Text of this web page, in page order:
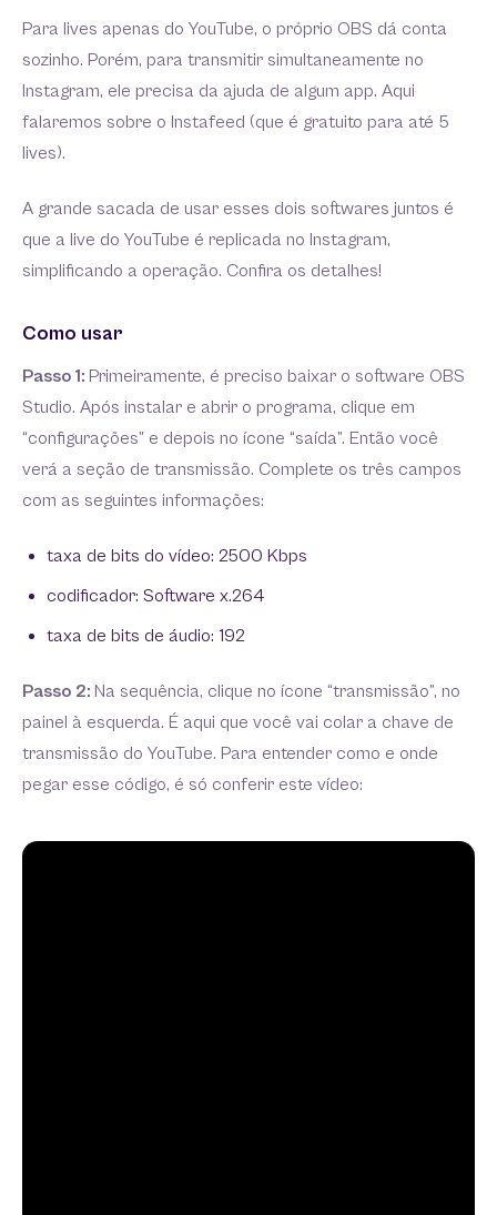
Para lives apenas do YouTube, o próprio OBS dá conta
sozinho. Porém, para transmitir simultaneamente no
Instagram, ele precisa da ajuda de algum app. Aqui
falaremos sobre o Instafeed (que é gratuito para até 5
lives).
A grande sacada de usar esses dois softwares juntos é
que a live do YouTube é replicada no Instagram,
simplificando a operação. Confira os detalhes!
Como usar
Passo 1: Primeiramente, é preciso baixar o software OBS
Studio. Após instalar e abrir o programa, clique em
“configurações” e depois no ícone “saída”. Então você
verá a seção de transmissão. Complete os três campos
com as seguintes informações:
taxa de bits do vídeo: 2500 Kbps
codificador: Software x.264
taxa de bits de áudio: 192
Passo 2: Na sequência, clique no ícone “transmissão”, no
painel à esquerda. É aqui que você vai colar a chave de
transmissão do YouTube. Para entender como e onde
pegar esse código, é só conferir este vídeo: